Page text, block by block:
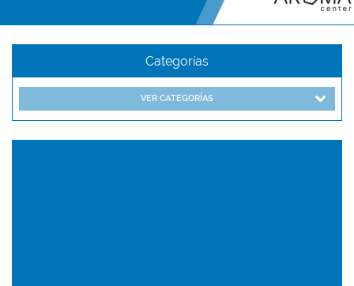
Categorías
VER CATEGORÍAS